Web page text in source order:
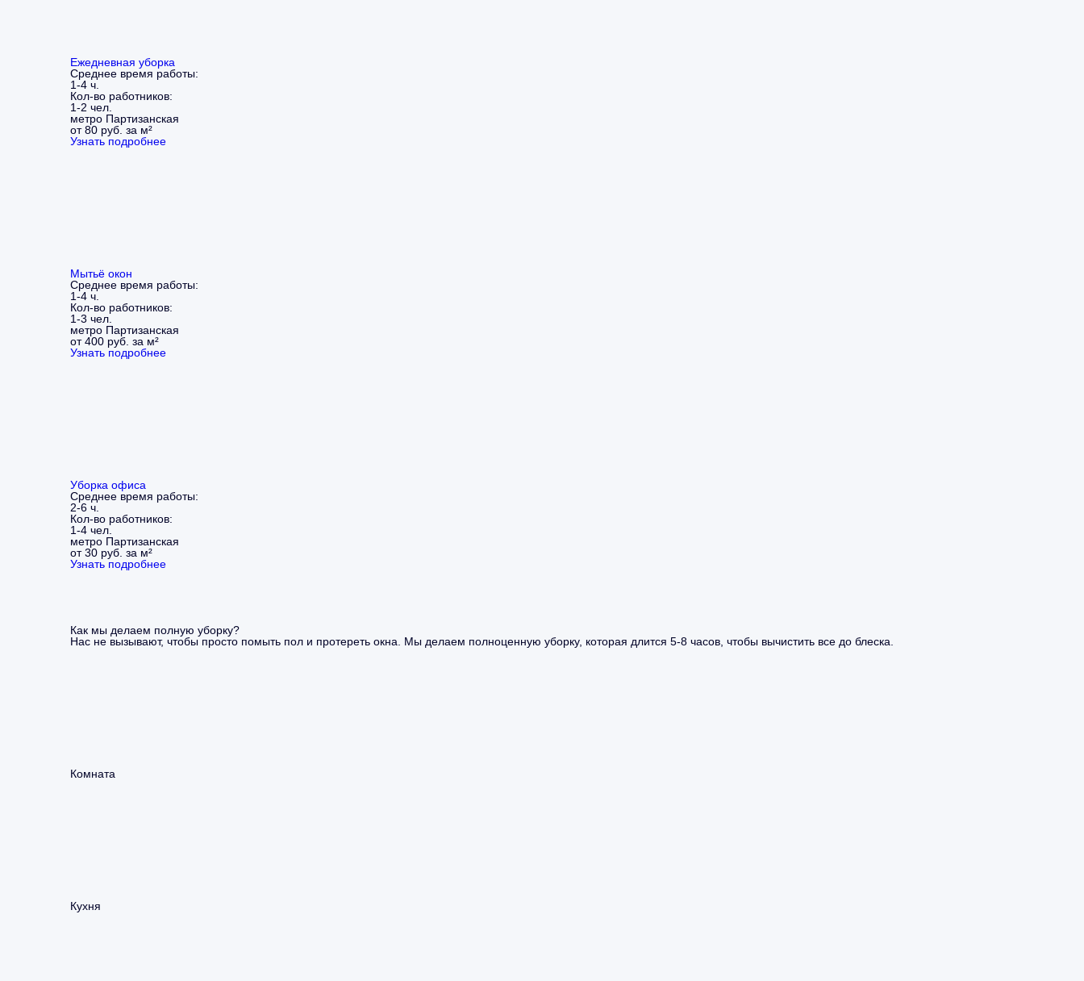
Ежедневная уборка
Среднее время работы:
1-4 ч.
Кол-во работников:
1-2 чел.
метро Партизанская
от 80 руб. за м²
Узнать подробнее
Мытьё окон
Среднее время работы:
1-4 ч.
Кол-во работников:
1-3 чел.
метро Партизанская
от 400 руб. за м²
Узнать подробнее
Уборка офиса
Среднее время работы:
2-6 ч.
Кол-во работников:
1-4 чел.
метро Партизанская
от 30 руб. за м²
Узнать подробнее
Как мы делаем полную уборку?
Нас не вызывают, чтобы просто помыть пол и протереть окна. Мы делаем полноценную уборку, которая длится 5-8 часов, чтобы вычистить все до блеска.
Комната
Кухня